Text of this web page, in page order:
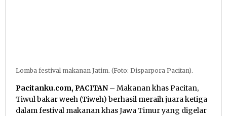
Lomba festival makanan Jatim. (Foto: Disparpora Pacitan).
Pacitanku.com, PACITAN – Makanan khas Pacitan,
Tiwul bakar weeh (Tiweh) berhasil meraih juara ketiga
dalam festival makanan khas Jawa Timur yang digelar